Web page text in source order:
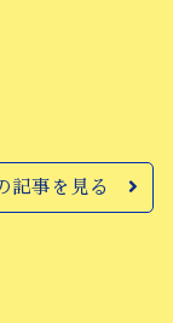
記事を見る